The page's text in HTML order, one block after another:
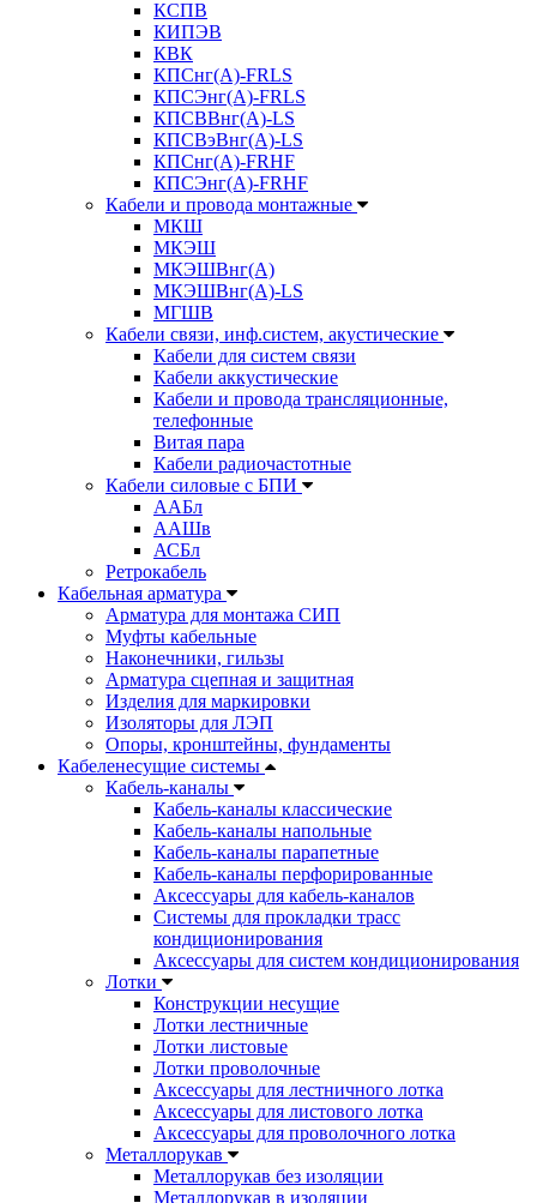
КСПВ
КИПЭВ
КВК
КПСнг(А)-FRLS
КПСЭнг(А)-FRLS
КПСВВнг(А)-LS
КПСВэВнг(А)-LS
КПСнг(А)-FRHF
КПСЭнг(А)-FRHF
Кабели и провода монтажные
МКШ
МКЭШ
МКЭШВнг(А)
МКЭШВнг(А)-LS
МГШВ
Кабели связи, инф.систем, акустические
Кабели для систем связи
Кабели аккустические
Кабели и провода трансляционные,
телефонные
Витая пара
Кабели радиочастотные
Кабели силовые с БПИ
ААБл
ААШв
АСБл
Ретрокабель
Кабельная арматура
Арматура для монтажа СИП
Муфты кабельные
Наконечники, гильзы
Арматура сцепная и защитная
Изделия для маркировки
Изоляторы для ЛЭП
Опоры, кронштейны, фундаменты
Кабеленесущие системы
Кабель-каналы
Кабель-каналы классические
Кабель-каналы напольные
Кабель-каналы парапетные
Кабель-каналы перфорированные
Аксессуары для кабель-каналов
Системы для прокладки трасс
кондиционирования
Аксессуары для систем кондиционирования
Лотки
Конструкции несущие
Лотки лестничные
Лотки листовые
Лотки проволочные
Аксессуары для лестничного лотка
Аксессуары для листового лотка
Аксессуары для проволочного лотка
Металлорукав
Металлорукав без изоляции
Металлорукав в изоляции